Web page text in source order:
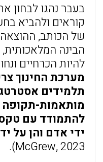
בעבר נהגו לבחון
קוראים ולהביא
של הכותב, ההוצאה
הבינה
להיות הכרחיים
מערכת החינוך
תלמידים
מותאמות-
להתמודד עם
ידי אדם והן על
McGrew, 2023).